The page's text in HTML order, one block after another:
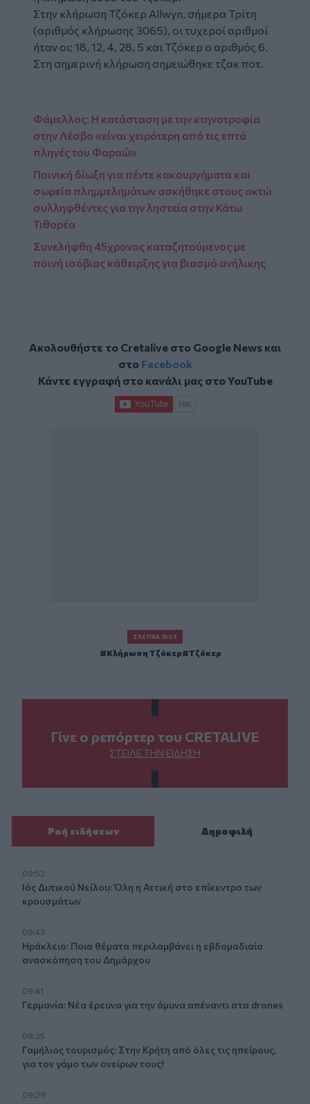
Στην κλήρωση Τζόκερ Allwyn, σήμερα Τρίτη
(αριθμός κλήρωσης 3065), οι τυχεροί αριθμοί
ήταν οι: 18, 12, 4, 28, 5 και Τζόκερ ο αριθμός 6.
Στη σημερινή κλήρωση σημειώθηκε τζακ ποτ.
Φάμελλος: Η κατάσταση με την κτηνοτροφία
στην Λέσβο «είναι χειρότερη από τις επτά
πληγές του Φαραώ»
Ποινική δίωξη για πέντε κακουργήματα και
σωρεία πλημμελημάτων ασκήθηκε στους οκτώ
συλληφθέντες για την ληστεία στην Κάτω
Τιθορέα
Συνελήφθη 45χρονος καταζητούμενος με
ποινή ισόβιας κάθειρξης για βιασμό ανήλικης
Ακολουθήστε το Cretalive στο Google Newsκαι
στο Facebook
Κάντε εγγραφή στο κανάλι μας στοYouTube
ΣΧΕΤΙΚΆ TAGS
Κλήρωση Τζόκερ Τζόκερ
Γίνε ο ρεπόρτερ του CRETALIVE
ΣΤΕΊΛΕ ΤΗΝ ΕΊΔΗΣΗ
Ροή ειδήσεων Δημοφιλή
09:52
Ιός Δυτικού Νείλου: Όλη η Αττική στο επίκεντρο των
κρουσμάτων
09:43
Ηράκλειο: Ποια θέματα περιλαμβάνει η εβδομαδιαία
ανασκόπηση του Δημάρχου
09:41
Γερμανία: Νέα έρευνα για την άμυνα απέναντι στα drones
09:35
Γαμήλιος τουρισμός: Στην Κρήτη από όλες τις ηπείρους,
για τον γάμο των ονείρων τους!
09:29